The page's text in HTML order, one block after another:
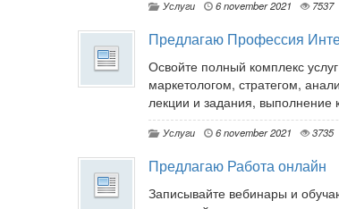
Услуги 6 november 2021 7537
Предлагаю Профессия
Освойте полный комплекс
маркетологом, стратегом,
лекции и задания, выполнение
Услуги 6 november 2021 3735
Предлагаю Работа онлайн
Записывайте вебинары и